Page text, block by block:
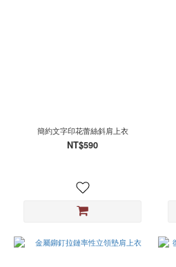
簡約文字印花蕾絲斜肩上衣
NT$590